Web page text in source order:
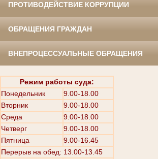
ПРОТИВОДЕЙСТВИЕ КОРРУПЦИИ
ОБРАЩЕНИЯ ГРАЖДАН
ВНЕПРОЦЕССУАЛЬНЫЕ ОБРАЩЕНИЯ
Режим работы суда:
Понедельник
9.00-18.00
Вторник
9.00-18.00
Среда
9.00-18.00
Четверг
9.00-18.00
Пятница
9.00-16.45
Перерыв на обед: 13.00-13.45